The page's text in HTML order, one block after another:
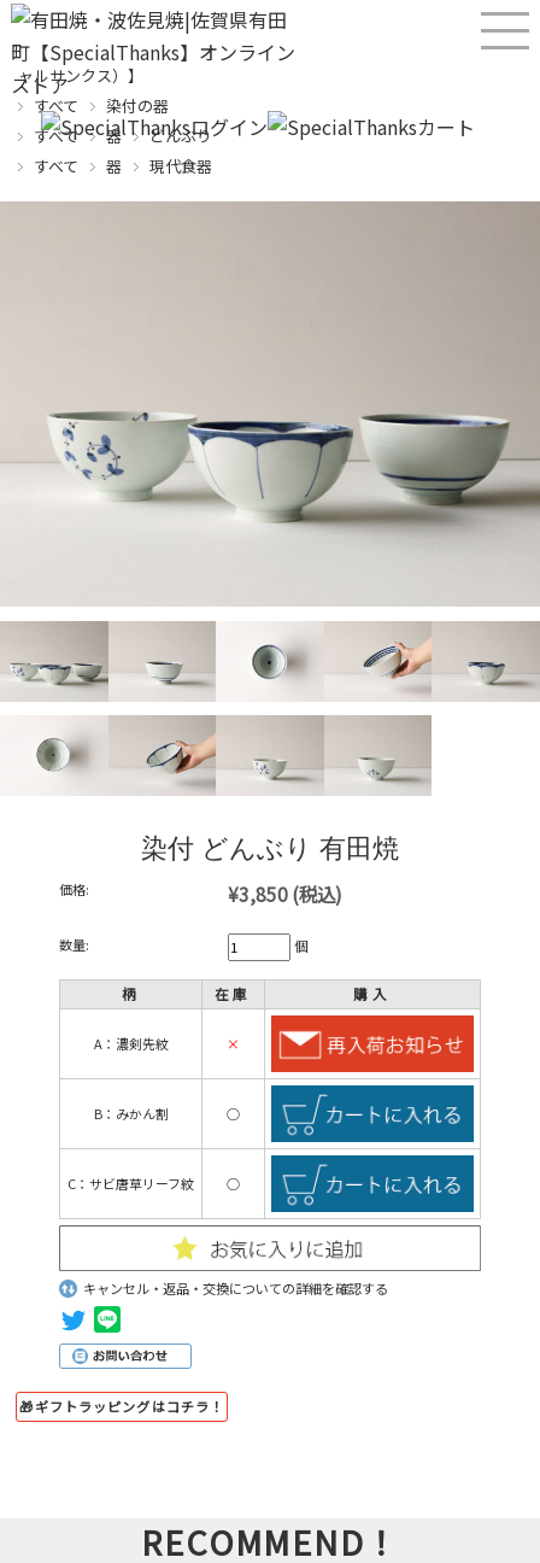
産直！有田焼、波佐見焼オンラインショップ【SPECIALTHANKS（スペシ
ャルサンクス）】
すべて
染付の器
すべて
器
どんぶり
すべて
器 現代食器
染付 どんぶり 有田焼
価格: ¥3,850(税込)
数量: 個
柄 在庫 購入
A：濃剣先紋 ×
B：みかん割 ○
C：サビ唐草リーフ紋 ○
キャンセル・返品・交換についての詳細を確認する
🎁ギフトラッピングはコチラ！
RECOMMEND！